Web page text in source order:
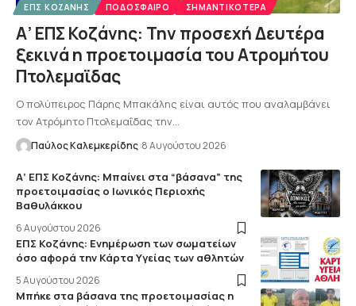
ΕΠΣ ΚΟΖΆΝΗΣ ΠΟΔΌΣΦΑΙΡΟ ΣΗΜΑΝΤΙΚΌΤΕΡΑ
Α’ ΕΠΣ Κοζάνης: Την προσεχή Δευτέρα
ξεκινά η προετοιμασία του Ατρομήτου
Πτολεμαϊδας
Ο πολύπειρος Πάρης Μπακάλης είναι αυτός που αναλαμβάνει
τον Ατρόμητο Πτολεμαΐδας την…
Παύλος Καλεμκερίδης 8 Αυγούστου 2026
Α’ ΕΠΣ Κοζάνης: Μπαίνει στα “βάσανα” της
προετοιμασίας ο Ιωνικός Περιοχής
Βαθυλάκκου
6 Αυγούστου 2026
ΕΠΣ Κοζάνης: Ενημέρωση των σωματείων
όσο αφορά την Κάρτα Υγείας των αθλητών
5 Αυγούστου 2026
Μπήκε στα βάσανα της προετοιμασίας η